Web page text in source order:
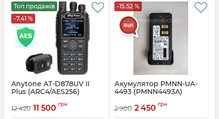
Топ продажів
-7.41 %
Anytone AT-D878UV II
Plus (ARC4/AES256)
рація
12 420 11 500 грн
-15.52 %
Акумулятор PMNN-UA-
4493 (PMNN4493A)
2 900 2 450 грн